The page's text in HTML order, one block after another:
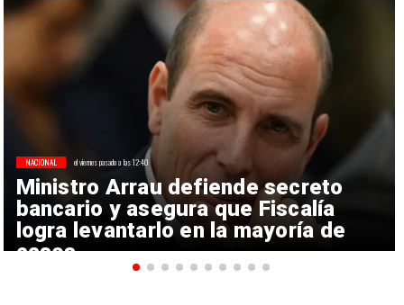
Ministro Arrau defiende secreto
bancario y asegura que Fiscalía
logra levantarlo en la mayoría de
casos
NACIONAL el viernes pasado a las 12:40